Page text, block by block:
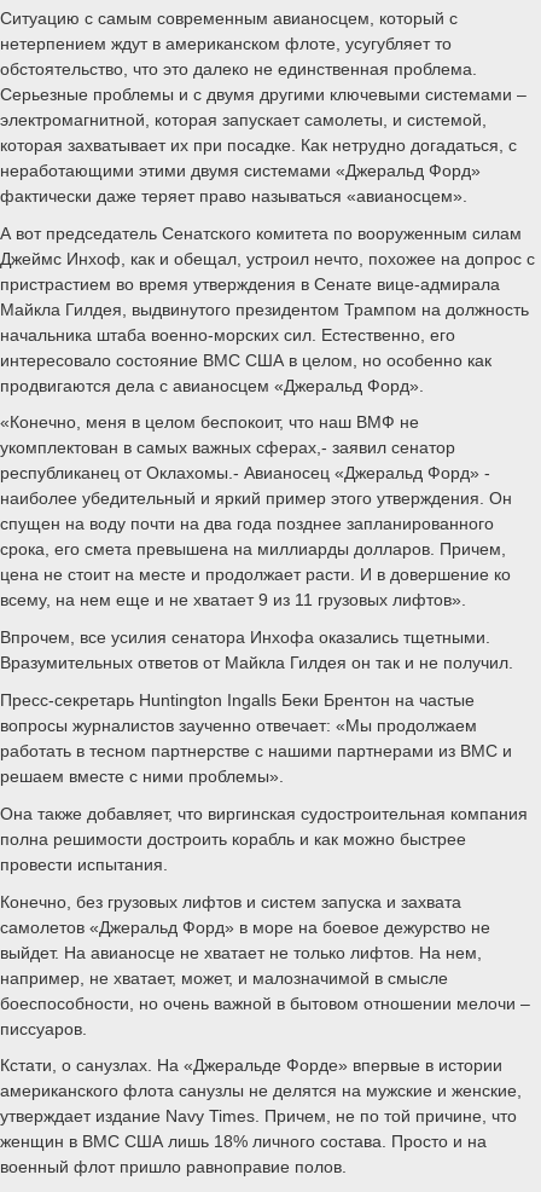
Ситуацию с самым современным авианосцем, который с
нетерпением ждут в американском флоте, усугубляет то
обстоятельство, что это далеко не единственная проблема.
Серьезные проблемы и с двумя другими ключевыми системами –
электромагнитной, которая запускает самолеты, и системой,
которая захватывает их при посадке. Как нетрудно догадаться, с
неработающими этими двумя системами «Джеральд Форд»
фактически даже теряет право называться «авианосцем».
А вот председатель Сенатского комитета по вооруженным силам
Джеймс Инхоф, как и обещал, устроил нечто, похожее на допрос с
пристрастием во время утверждения в Сенате вице-адмирала
Майкла Гилдея, выдвинутого президентом Трампом на должность
начальника штаба военно-морских сил. Естественно, его
интересовало состояние ВМС США в целом, но особенно как
продвигаются дела с авианосцем «Джеральд Форд».
«Конечно, меня в целом беспокоит, что наш ВМФ не
укомплектован в самых важных сферах,- заявил сенатор
республиканец от Оклахомы.- Авианосец «Джеральд Форд» -
наиболее убедительный и яркий пример этого утверждения. Он
спущен на воду почти на два года позднее запланированного
срока, его смета превышена на миллиарды долларов. Причем,
цена не стоит на месте и продолжает расти. И в довершение ко
всему, на нем еще и не хватает 9 из 11 грузовых лифтов».
Впрочем, все усилия сенатора Инхофа оказались тщетными.
Вразумительных ответов от Майкла Гилдея он так и не получил.
Пресс-секретарь Huntington Ingalls Беки Брентон на частые
вопросы журналистов заученно отвечает: «Мы продолжаем
работать в тесном партнерстве с нашими партнерами из ВМС и
решаем вместе с ними проблемы».
Она также добавляет, что виргинская судостроительная компания
полна решимости достроить корабль и как можно быстрее
провести испытания.
Конечно, без грузовых лифтов и систем запуска и захвата
самолетов «Джеральд Форд» в море на боевое дежурство не
выйдет. На авианосце не хватает не только лифтов. На нем,
например, не хватает, может, и малозначимой в смысле
боеспособности, но очень важной в бытовом отношении мелочи –
писсуаров.
Кстати, о санузлах. На «Джеральде Форде» впервые в истории
американского флота санузлы не делятся на мужские и женские,
утверждает издание Navy Times. Причем, не по той причине, что
женщин в ВМС США лишь 18% личного состава. Просто и на
военный флот пришло равноправие полов.